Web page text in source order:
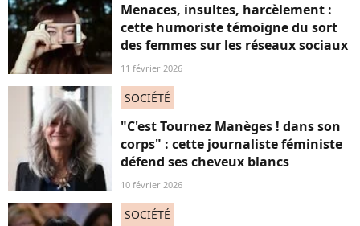
Menaces, insultes, harcèlement :
cette humoriste témoigne du sort
des femmes sur les réseaux sociaux
11 février 2026
SOCIÉTÉ
"C'est Tournez Manèges ! dans son
corps" : cette journaliste féministe
défend ses cheveux blancs
10 février 2026
SOCIÉTÉ